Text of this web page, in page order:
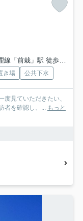
「前栽」駅 徒歩24分
き場 公共下水
度見ていただきたい、
者を確認し、...
もっと